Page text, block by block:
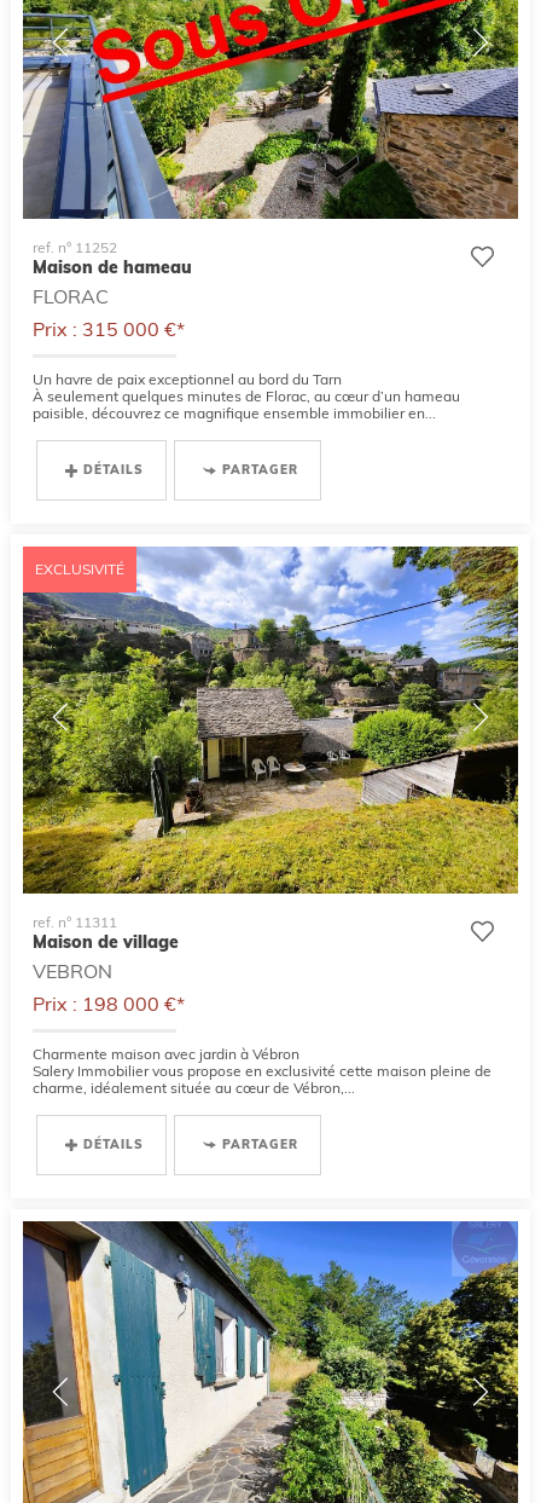
ref. n° 11252
Maison de hameau
FLORAC
Prix : 315 000 €*
Un havre de paix exceptionnel au bord du Tarn
À seulement quelques minutes de Florac, au cœur d’un hameau
paisible, découvrez ce magnifique ensemble immobilier en...
DÉTAILS PARTAGER
EXCLUSIVITÉ
ref. n° 11311
Maison de village
VEBRON
Prix : 198 000 €*
Charmente maison avec jardin à Vébron
Salery Immobilier vous propose en exclusivité cette maison pleine de
charme, idéalement située au cœur de Vébron,...
DÉTAILS PARTAGER